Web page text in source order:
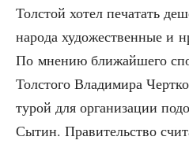
Тол­стой хотел печа­тать
наро­да худо­же­ствен­ные и
По мне­нию бли­жай­ше­го
Тол­сто­го Вла­ди­ми­ра
ту­рой для орга­ни­за­ции
Сытин. Пра­ви­тель­ство